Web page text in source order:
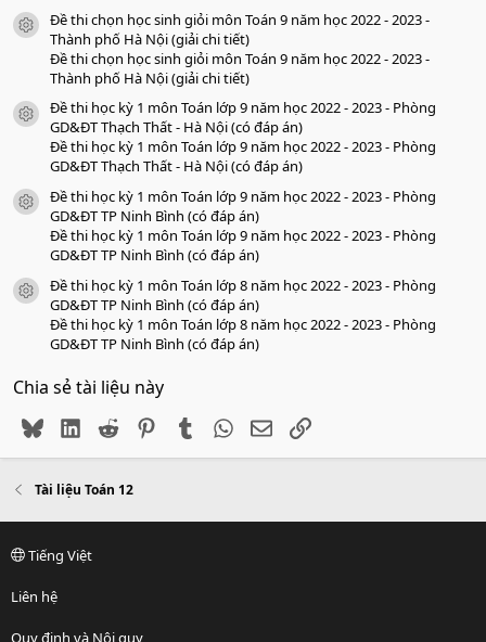
icon tài liệu
Đề thi chọn học sinh giỏi môn Toán 9 năm học 2022 - 2023 -
Thành phố Hà Nội (giải chi tiết)
Đề thi chọn học sinh giỏi môn Toán 9 năm học 2022 - 2023 -
Thành phố Hà Nội (giải chi tiết)
icon tài liệu
Đề thi học kỳ 1 môn Toán lớp 9 năm học 2022 - 2023 - Phòng
GD&ĐT Thạch Thất - Hà Nội (có đáp án)
Đề thi học kỳ 1 môn Toán lớp 9 năm học 2022 - 2023 - Phòng
GD&ĐT Thạch Thất - Hà Nội (có đáp án)
icon tài liệu
Đề thi học kỳ 1 môn Toán lớp 9 năm học 2022 - 2023 - Phòng
GD&ĐT TP Ninh Bình (có đáp án)
Đề thi học kỳ 1 môn Toán lớp 9 năm học 2022 - 2023 - Phòng
GD&ĐT TP Ninh Bình (có đáp án)
icon tài liệu
Đề thi học kỳ 1 môn Toán lớp 8 năm học 2022 - 2023 - Phòng
GD&ĐT TP Ninh Bình (có đáp án)
Đề thi học kỳ 1 môn Toán lớp 8 năm học 2022 - 2023 - Phòng
GD&ĐT TP Ninh Bình (có đáp án)
Chia sẻ tài liệu này
BlueskyLinkedIn
Reddit PinterestTumblr WhatsApp
EmailLink
Tài liệu Toán 12
Tiếng Việt
Liên hệ
Quy định và Nội quy